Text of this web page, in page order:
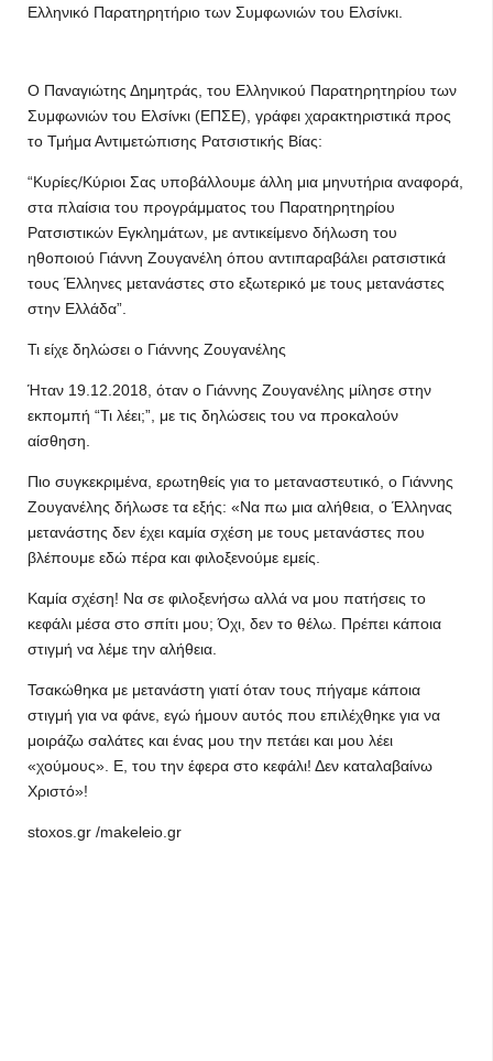
Ελληνικό Παρατηρητήριο των Συμφωνιών του Ελσίνκι.
Ο Παναγιώτης Δημητράς, του Ελληνικού Παρατηρητηρίου των
Συμφωνιών του Ελσίνκι (ΕΠΣΕ), γράφει χαρακτηριστικά προς
το Τμήμα Αντιμετώπισης Ρατσιστικής Βίας:
“Κυρίες/Κύριοι Σας υποβάλλουμε άλλη μια μηνυτήρια αναφορά,
στα πλαίσια του προγράμματος του Παρατηρητηρίου
Ρατσιστικών Εγκλημάτων, με αντικείμενο δήλωση του
ηθοποιού Γιάννη Ζουγανέλη όπου αντιπαραβάλει ρατσιστικά
τους Έλληνες μετανάστες στο εξωτερικό με τους μετανάστες
στην Ελλάδα”.
Τι είχε δηλώσει ο Γιάννης Ζουγανέλης
Ήταν 19.12.2018, όταν ο Γιάννης Ζουγανέλης μίλησε στην
εκπομπή “Τι λέει;”, με τις δηλώσεις του να προκαλούν
αίσθηση.
Πιο συγκεκριμένα, ερωτηθείς για το μεταναστευτικό, ο Γιάννης
Ζουγανέλης δήλωσε τα εξής: «Να πω μια αλήθεια, ο Έλληνας
μετανάστης δεν έχει καμία σχέση με τους μετανάστες που
βλέπουμε εδώ πέρα και φιλοξενούμε εμείς.
Καμία σχέση! Να σε φιλοξενήσω αλλά να μου πατήσεις το
κεφάλι μέσα στο σπίτι μου; Όχι, δεν το θέλω. Πρέπει κάποια
στιγμή να λέμε την αλήθεια.
Τσακώθηκα με μετανάστη γιατί όταν τους πήγαμε κάποια
στιγμή για να φάνε, εγώ ήμουν αυτός που επιλέχθηκε για να
μοιράζω σαλάτες και ένας μου την πετάει και μου λέει
«χούμους». Ε, του την έφερα στο κεφάλι! Δεν καταλαβαίνω
Χριστό»!
stoxos.gr /makeleio.gr